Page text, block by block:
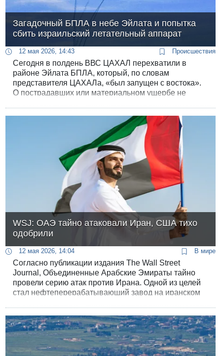
Загадочный БПЛА в небе Эйлата и попытка
сбить израильский летательный аппарат
12 мая 2026, 14:43 Происшествия
Сегодня в полдень ВВС ЦАХАЛ перехватили в
районе Эйлата БПЛА, который, по словам
представителя ЦАХАЛа, «был запущен с востока».
О пострадавших или материальном ущербе не
WSJ: ОАЭ тайно атаковали Иран, США тихо
одобрили
12 мая 2026, 14:04 В мире
Согласно публикации издания The Wall Street
Journal, Объединенные Арабские Эмираты тайно
провели серию атак против Ирана. Одной из целей
стал нефтеперерабатывающий завод на иранском